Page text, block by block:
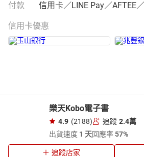
付款 信用卡／LINE Pay／AFTEE
信用卡優惠
樂天Kobo電子書
4.9 (2188) 追蹤 2.4萬
出貨速度 1 天回應率57%
追蹤店家